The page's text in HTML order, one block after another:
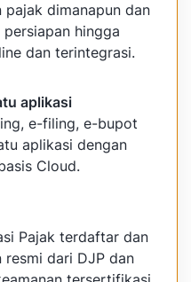
pajak dimanapun dan
hingga
dan terintegrasi.
aplikasi
e-filing, e-bupot
aplikasi dengan
Cloud.
Pajak terdaftar dan
dari DJP dan